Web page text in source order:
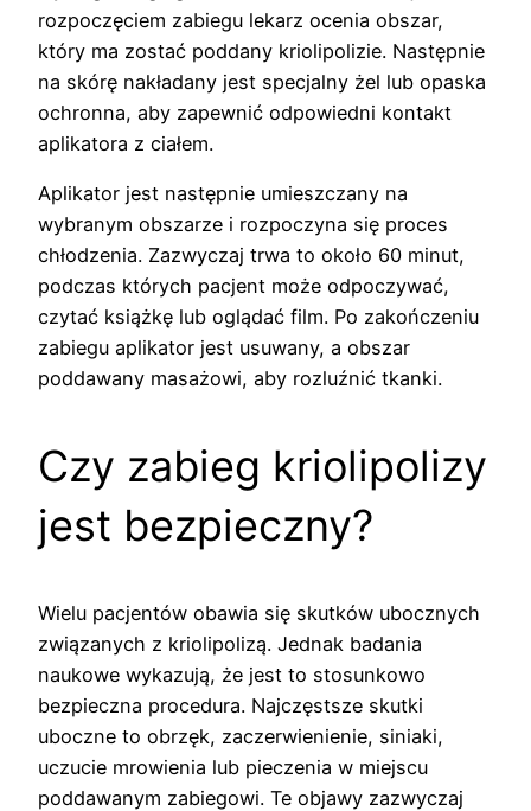
rozpoczęciem zabiegu lekarz ocenia obszar,
który ma zostać poddany kriolipolizie. Następnie
na skórę nakładany jest specjalny żel lub opaska
ochronna, aby zapewnić odpowiedni kontakt
aplikatora z ciałem.
Aplikator jest następnie umieszczany na
wybranym obszarze i rozpoczyna się proces
chłodzenia. Zazwyczaj trwa to około 60 minut,
podczas których pacjent może odpoczywać,
czytać książkę lub oglądać film. Po zakończeniu
zabiegu aplikator jest usuwany, a obszar
poddawany masażowi, aby rozluźnić tkanki.
Czy zabieg kriolipolizy
jest bezpieczny?
Wielu pacjentów obawia się skutków ubocznych
związanych z kriolipolizą. Jednak badania
naukowe wykazują, że jest to stosunkowo
bezpieczna procedura. Najczęstsze skutki
uboczne to obrzęk, zaczerwienienie, siniaki,
uczucie mrowienia lub pieczenia w miejscu
poddawanym zabiegowi. Te objawy zazwyczaj